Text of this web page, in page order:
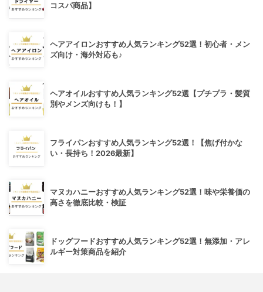
コスパ商品】
ヘアアイロンおすすめ人気ランキング52選！初心者・メン
ズ向け・海外対応も♪
ヘアオイルおすすめ人気ランキング52選【プチプラ・髪質
別やメンズ向けも！】
フライパンおすすめ人気ランキング52選！【焦げ付かな
い・長持ち！2026最新】
マヌカハニーおすすめ人気ランキング52選！味や栄養価の
高さを徹底比較・検証
ドッグフードおすすめ人気ランキング52選！無添加・アレ
ルギー対策商品を紹介